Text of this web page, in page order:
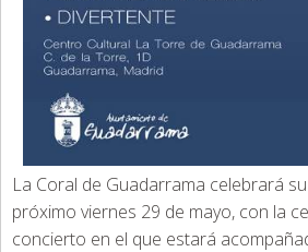
La Coral de Guadarrama celebrará
próximo viernes 29 de mayo, con la
concierto en el que estará